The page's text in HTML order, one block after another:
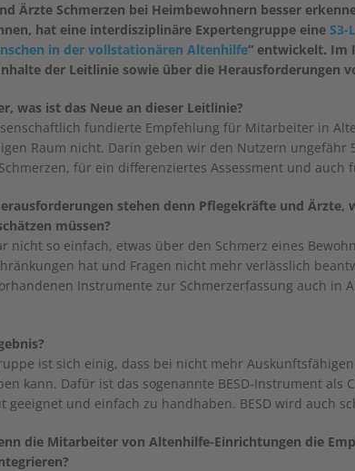
Ärzte Schmerzen bei Heimbewohnern besser
hat eine interdisziplinäre Expertengruppe eine S3-
in der vollstationären Altenhilfe“ entwickelt. Im
der Leitlinie sowie über die Herausforderungen
was ist das Neue an dieser Leitlinie?
fundierte Empfehlung für Mitarbeiter in
Raum nicht. Darin geben wir den Nutzern ungefähr
für ein differenziertes Assessment und auch
stehen denn Pflegekräfte und Ärzte,
müssen?
nicht so einfach, etwas über den Schmerz eines
hat und Fragen nicht mehr verlässlich
Instrumente zur Schmerzerfassung auch in
ist sich einig, dass bei nicht mehr
kann. Dafür ist das sogenannte BESD-Instrument als
geeignet und einfach zu handhaben. BESD wird auch
die Mitarbeiter von Altenhilfe-Einrichtungen die